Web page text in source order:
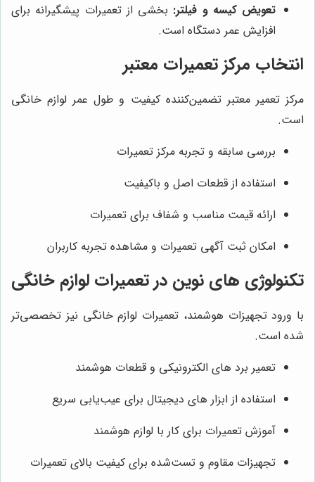
تعویض کیسه و فیلتر: بخشی از تعمیرات پیشگیرانه برای
افزایش عمر دستگاه است.
انتخاب مرکز تعمیرات معتبر
مرکز تعمیر معتبر تضمین‌کننده کیفیت و طول عمر لوازم خانگی
است.
بررسی سابقه و تجربه مرکز تعمیرات
استفاده از قطعات اصل و باکیفیت
ارائه قیمت مناسب و شفاف برای تعمیرات
امکان ثبت آگهی تعمیرات و مشاهده تجربه کاربران
تکنولوژی‌ های نوین در تعمیرات لوازم خانگی
با ورود تجهیزات هوشمند، تعمیرات لوازم خانگی نیز تخصصی‌تر
شده است.
تعمیر برد های الکترونیکی و قطعات هوشمند
استفاده از ابزار های دیجیتال برای عیب‌یابی سریع
آموزش تعمیرات برای کار با لوازم هوشمند
تجهیزات مقاوم و تست‌شده برای کیفیت بالای تعمیرات